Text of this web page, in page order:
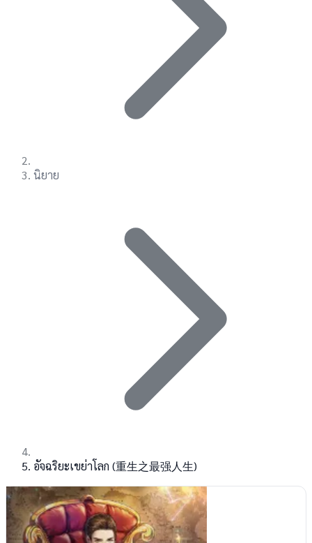
นิยาย
อัจฉริยะเขย่าโลก (重生之最强人生)